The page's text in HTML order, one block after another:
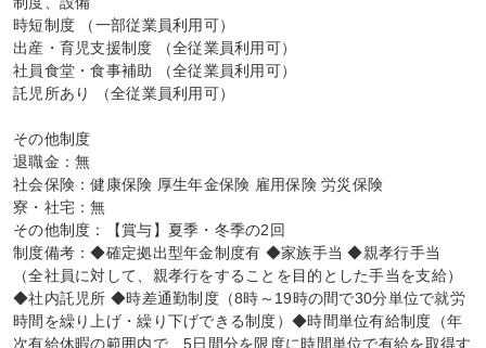
時短制度 （一部従業員利用可）
出産・育児支援制度 （全従業員利用可）
社員食堂・食事補助 （全従業員利用可）
託児所あり （全従業員利用可）
その他制度
退職金：無
社会保険：健康保険 厚生年金保険 雇用保険 労災保険
寮・社宅：無
その他制度：【賞与】夏季・冬季の2回
制度備考：◆確定拠出型年金制度有 ◆家族手当 ◆親孝行手当
（全社員に対して、親孝行をすることを目的とした手当を支給）
◆社内託児所 ◆時差通勤制度（8時～19時の間で30分単位で就労
時間を繰り上げ・繰り下げできる制度）◆時間単位有給制度（年
次有給休暇の範囲内で、5日間分を限度に時間単位で有給を取得す